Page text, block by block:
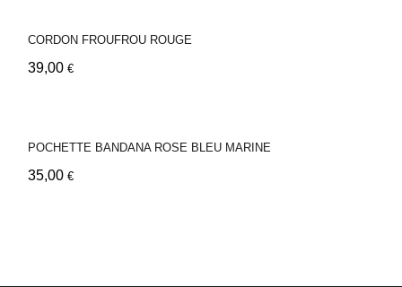
CORDON FROUFROU ROUGE
39,00 €
POCHETTE BANDANA ROSE BLEU MARINE
35,00 €